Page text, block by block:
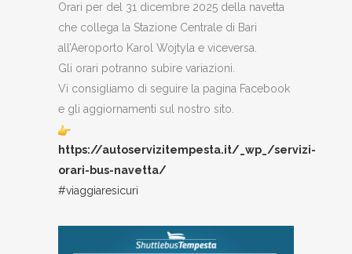
Orari per del 31 dicembre 2025 della navetta
che collega la Stazione Centrale di Bari
all’Aeroporto Karol Wojtyla e viceversa.
Gli orari potranno subire variazioni.
Vi consigliamo di seguire la pagina Facebook
e gli aggiornamenti sul nostro sito.
https://autoservizitempesta.it/_wp_/servizi-
orari-bus-navetta/
#viaggiaresicuri